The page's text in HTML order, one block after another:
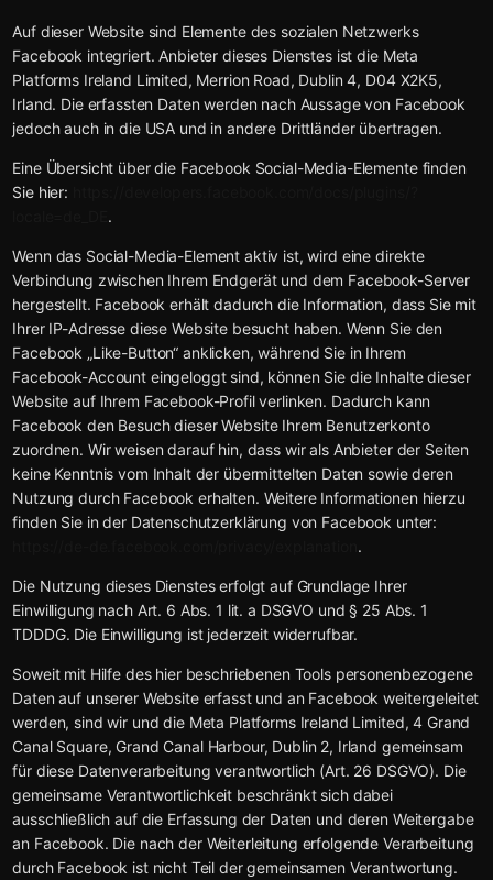
Auf dieser Website sind Elemente des sozialen Netzwerks
Facebook integriert. Anbieter dieses Dienstes ist die Meta
Platforms Ireland Limited, Merrion Road, Dublin 4, D04 X2K5,
Irland. Die erfassten Daten werden nach Aussage von Facebook
jedoch auch in die USA und in andere Drittländer übertragen.
Eine Übersicht über die Facebook Social-Media-Elemente finden
Sie hier:
.
Wenn das Social-Media-Element aktiv ist, wird eine direkte
Verbindung zwischen Ihrem Endgerät und dem Facebook-Server
hergestellt. Facebook erhält dadurch die Information, dass Sie mit
Ihrer IP-Adresse diese Website besucht haben. Wenn Sie den
Facebook „Like-Button“ anklicken, während Sie in Ihrem
Facebook-Account eingeloggt sind, können Sie die Inhalte dieser
Website auf Ihrem Facebook-Profil verlinken. Dadurch kann
Facebook den Besuch dieser Website Ihrem Benutzerkonto
zuordnen. Wir weisen darauf hin, dass wir als Anbieter der Seiten
keine Kenntnis vom Inhalt der übermittelten Daten sowie deren
Nutzung durch Facebook erhalten. Weitere Informationen hierzu
finden Sie in der Datenschutzerklärung von Facebook unter:
.
Die Nutzung dieses Dienstes erfolgt auf Grundlage Ihrer
Einwilligung nach Art. 6 Abs. 1 lit. a DSGVO und § 25 Abs. 1
TDDDG. Die Einwilligung ist jederzeit widerrufbar.
Soweit mit Hilfe des hier beschriebenen Tools personenbezogene
Daten auf unserer Website erfasst und an Facebook weitergeleitet
werden, sind wir und die Meta Platforms Ireland Limited, 4 Grand
Canal Square, Grand Canal Harbour, Dublin 2, Irland gemeinsam
für diese Datenverarbeitung verantwortlich (Art. 26 DSGVO). Die
gemeinsame Verantwortlichkeit beschränkt sich dabei
ausschließlich auf die Erfassung der Daten und deren Weitergabe
an Facebook. Die nach der Weiterleitung erfolgende Verarbeitung
durch Facebook ist nicht Teil der gemeinsamen Verantwortung.